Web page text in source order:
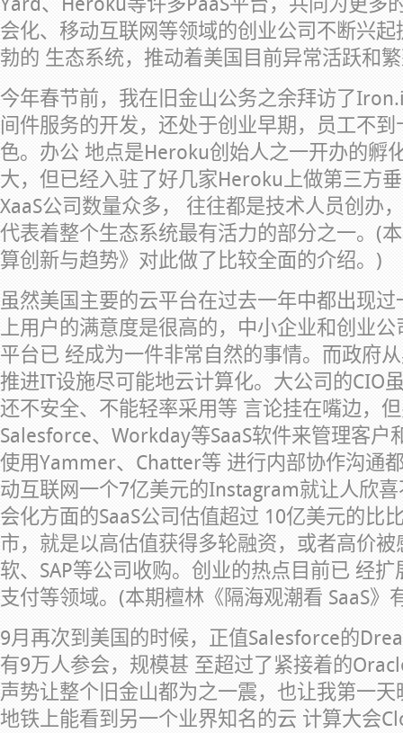
会化、移动互联网等领域的创业公司不断兴
勃的 生态系统，推动着美国目前异常活跃和
今年春节前，我在旧金山公务之余拜访了
间件服务的开发，还处于创业早期，员工不
色。办公 地点是Heroku创始人之一开办的孵
大，但已经入驻了好几家Heroku上做第三方
XaaS公司数量众多， 往往都是技术人员创办
代表着整个生态系统最有活力的部分之一。(
算创新与趋势》对此做了比较全面的介绍。)
虽然美国主要的云平台在过去一年中都出现
上用户的满意度是很高的，中小企业和创业
平台已 经成为一件非常自然的事情。而政府
推进IT设施尽可能地云计算化。大公司的CIO
还不安全、不能轻率采用等 言论挂在嘴边，
Salesforce、Workday等SaaS软件来管理客户
使用Yammer、Chatter等 进行内部协作沟通
动互联网一个7亿美元的Instagram就让人欣喜
会化方面的SaaS公司估值超过 10亿美元的比
市，就是以高估值获得多轮融资，或者高价
软、SAP等公司收购。创业的热点目前已 经
支付等领域。(本期檀林《隔海观潮看 SaaS》
9月再次到美国的时候，正值Salesforce的
有9万人参会，规模甚 至超过了紧接着的
声势让整个旧金山都为之一震，也让我第一
地铁上能看到另一个业界知名的云 计算大会